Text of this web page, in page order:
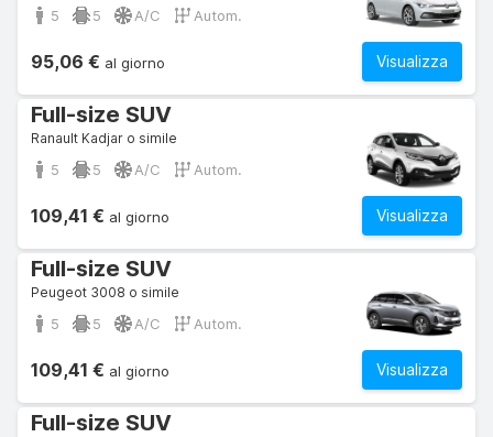
5 5 A/C Autom.
Visualizza
95,06 € al giorno
Full-size SUV
Ranault Kadjar o simile
5 5 A/C Autom.
Visualizza
109,41 € al giorno
Full-size SUV
Peugeot 3008 o simile
5 5 A/C Autom.
Visualizza
109,41 € al giorno
Full-size SUV